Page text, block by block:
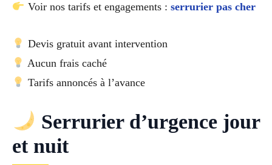
Voir nos tarifs et engagements : serrurier pas cher
Devis gratuit avant intervention
Aucun frais caché
Tarifs annoncés à l’avance
Serrurier d’urgence jour
et nuit